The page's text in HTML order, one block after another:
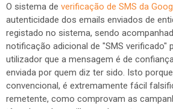
O sistema de verificação de SMS da
autenticidade dos emails enviados de
registado no sistema, sendo
notificação adicional de "SMS verificado"
utilizador que a mensagem é de
enviada por quem diz ter sido. Isto
convencional, é extremamente fácil
remetente, como comprovam as